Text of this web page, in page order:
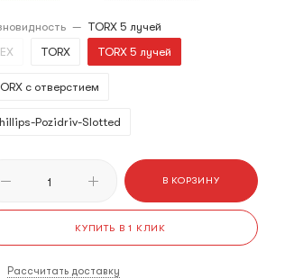
— TORX 5 лучей
TORX TORX 5 лучей
с отверстием
Pozidriv-Slotted
В КОРЗИНУ
КУПИТЬ В 1 КЛИК
Рассчитать доставку